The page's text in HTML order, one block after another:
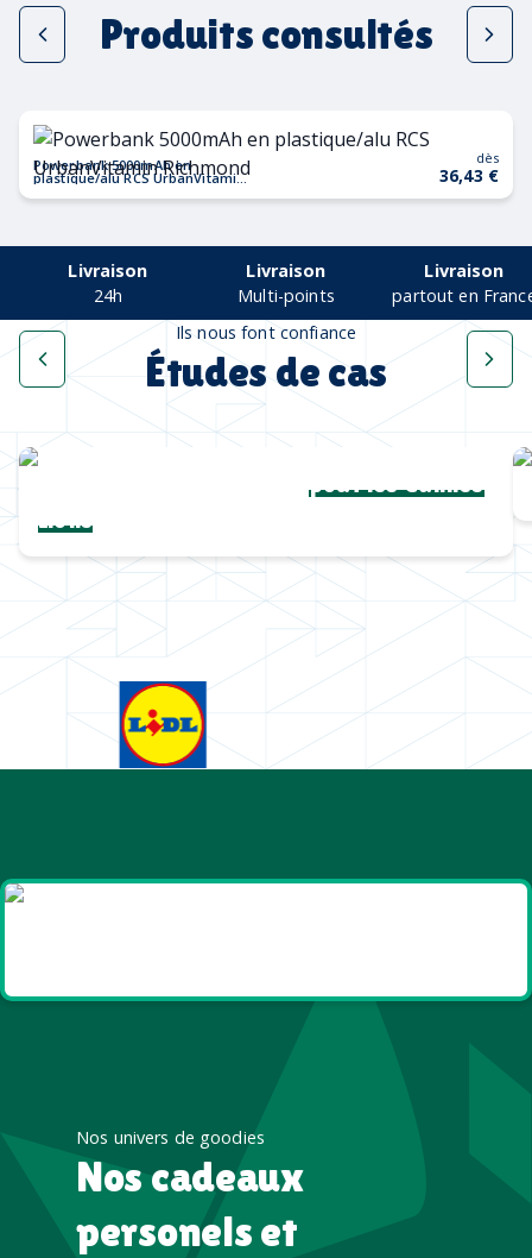
Produits consultés
Powerbank 5000mAh en
plastique/alu RCS UrbanVitamin
Richmond
dès
36,43 €
Livraison
24h
Livraison
Multi-points
Livraison
partout en
Ils nous font confiance
Études de cas
Une collection complètepour les Cannes
Lions
Nos univers de goodies
Nos cadeaux
personels et